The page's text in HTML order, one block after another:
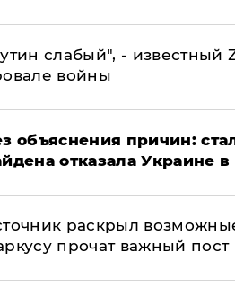
слабый", - известный
войны
объяснения причин:
отказала Украине
раскрыл
прочат важный пост